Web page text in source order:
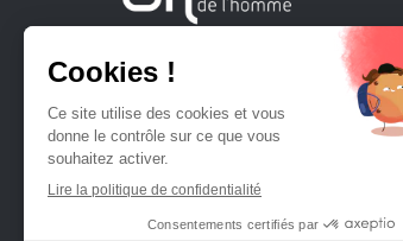
Créée en 1963, la Fondation Maison
soutient la recherche et la diffusion des